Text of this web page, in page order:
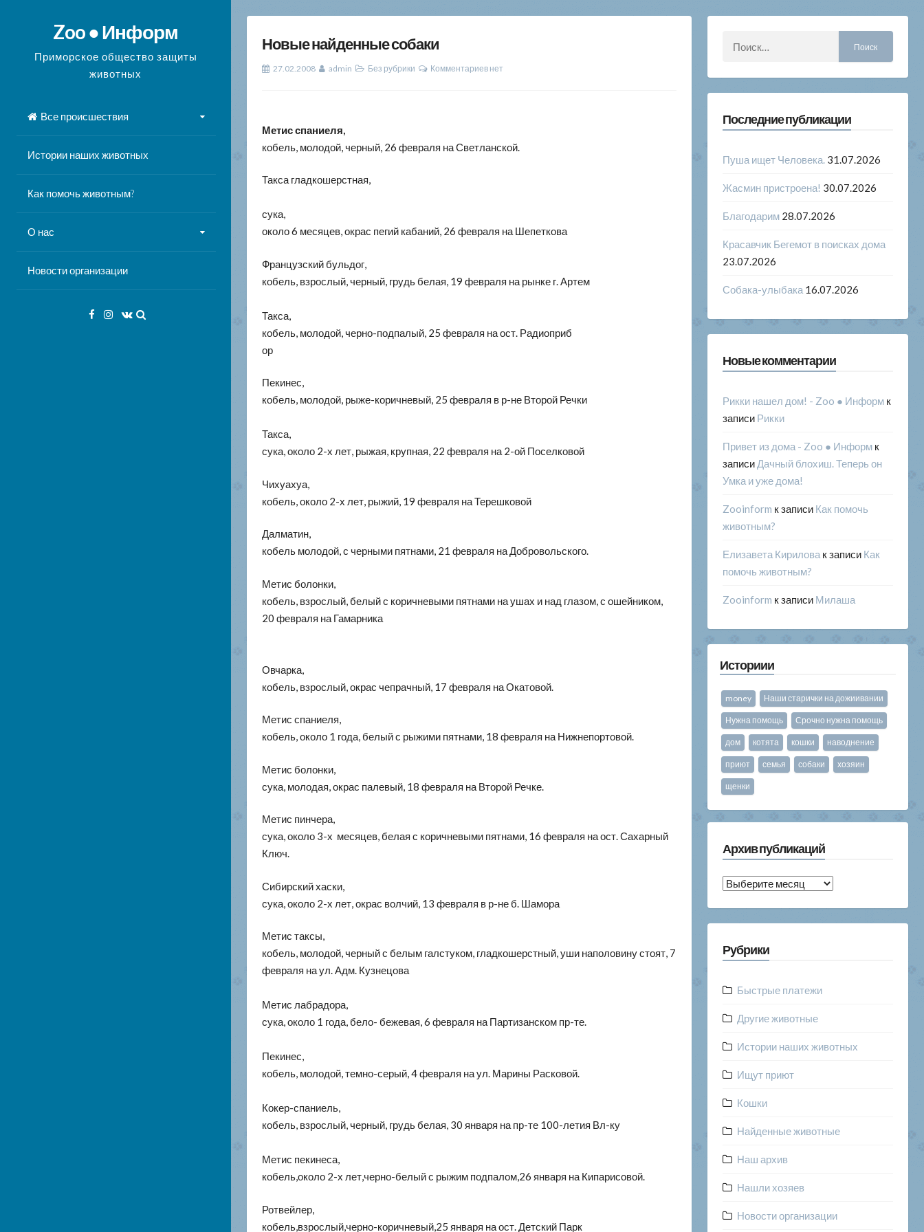
содержимомуZoo ● Информ
Приморское общество защиты
животных
Все происшествия
Истории наших животных
Как помочь животным?
О нас
Новости организации
Facebook
Instagram
VK
Новые найденные собаки
27.02.2008 admin Без рубрики Комментариев нет
Метис спаниеля,
кобель, молодой, черный, 26 февраля на Светланской.
Такса гладкошерстная,
сука,
около 6 месяцев, окрас пегий кабаний, 26 февраля на Шепеткова
Французский бульдог,
кобель, взрослый, черный, грудь белая, 19 февраля на рынке г. Артем
Такса,
кобель, молодой, черно-подпалый, 25 февраля на ост. Радиоприб
ор
Пекинес,
кобель, молодой, рыже-коричневый, 25 февраля в р-не Второй Речки
Такса,
сука, около 2-х лет, рыжая, крупная, 22 февраля на 2-ой Поселковой
Чихуахуа,
кобель, около 2-х лет, рыжий, 19 февраля на Терешковой
Далматин,
кобель молодой, с черными пятнами, 21 февраля на Добровольского.
Метис болонки,
кобель, взрослый, белый с коричневыми пятнами на ушах и над глазом, с ошейником,
20 февраля на Гамарника
Овчарка,
кобель, взрослый, окрас чепрачный, 17 февраля на Окатовой.
Метис спаниеля,
кобель, около 1 года, белый с рыжими пятнами, 18 февраля на Нижнепортовой.
Метис болонки,
сука, молодая, окрас палевый, 18 февраля на Второй Речке.
Метис пинчера,
сука, около 3-х месяцев, белая с коричневыми пятнами, 16 февраля на ост. Сахарный
Ключ.
Сибирский хаски,
сука, около 2-х лет, окрас волчий, 13 февраля в р-не б. Шамора
Метис таксы,
кобель, молодой, черный с белым галстуком, гладкошерстный, уши наполовину стоят, 7
февраля на ул. Адм. Кузнецова
Метис лабрадора,
сука, около 1 года, бело- бежевая, 6 февраля на Партизанском пр-те.
Пекинес,
кобель, молодой, темно-серый, 4 февраля на ул. Марины Расковой.
Кокер-спаниель,
кобель, взрослый, черный, грудь белая, 30 января на пр-те 100-летия Вл-ку
Метис пекинеса,
кобель,около 2-х лет,черно-белый с рыжим подпалом,26 января на Кипарисовой.
Ротвейлер,
кобель,взрослый,черно-коричневый,25 января на ост. Детский Парк
Последние публикации
Пуша ищет Человека. 31.07.2026
Жасмин пристроена! 30.07.2026
Благодарим 28.07.2026
Красавчик Бегемот в поисках дома
23.07.2026
Собака-улыбака 16.07.2026
Новые комментарии
Рикки нашел дом! - Zoo ● Информ к
записи Рикки
Привет из дома - Zoo ● Информ к
записи Дачный блохиш. Теперь он
Умка и уже дома!
Zooinform к записи Как помочь
животным?
Елизавета Кирилова к записи Как
помочь животным?
Zooinform к записи Милаша
Историии
money Наши старички на дожиивании
Нужна помощь Срочно нужна помощь
дом котята кошки наводнение
приют семья собаки хозяин
щенки
Архив публикаций
Архив
Рубрики
Быстрые платежи
Другие животные
Истории наших животных
Ищут приют
Кошки
Найденные животные
Наш архив
Нашли хозяев
Новости организации